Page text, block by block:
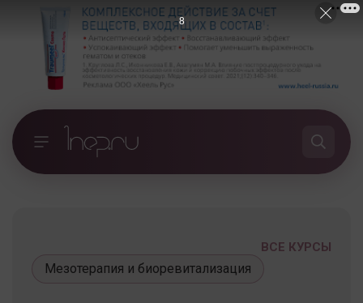
ВСЕ КУРСЫ
Мезотерапия и биоревитализация
7